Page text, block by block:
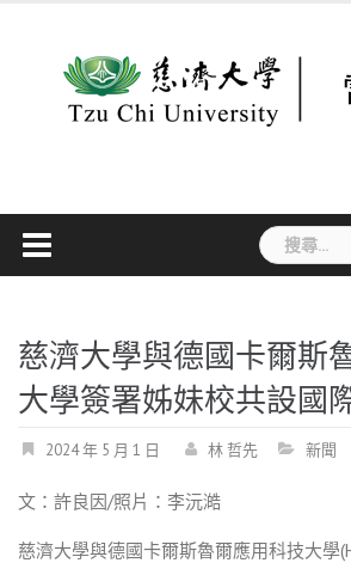
搜
尋
字:
慈濟大學與德國卡爾斯
大學簽署姊妹校共設國
2024 年 5 月 1 日 林 哲先 新聞
文：許良因/照片：李沅澔
慈濟大學與德國卡爾斯魯爾應用科技大學